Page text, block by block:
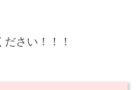
さい！！！